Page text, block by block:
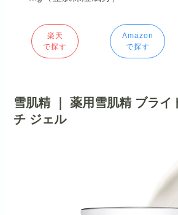
楽天
で探す
Amazon
で探す
雪肌精 ｜ 薬用雪肌精 ブライ
チ ジェル